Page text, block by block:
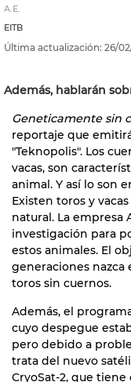
A.E.
EITB
Última actualización: 26/
Además, hablarán
Geneticamente sin
reportaje que
"Teknopolis". Los
vacas, son
animal. Y así lo son
Existen toros y
natural. La empresa
investigación para
estos animales. El
generaciones nazca
toros sin cuernos.
Además, el
cuyo despegue
pero debido a
trata del nuevo
CryoSat-2, que